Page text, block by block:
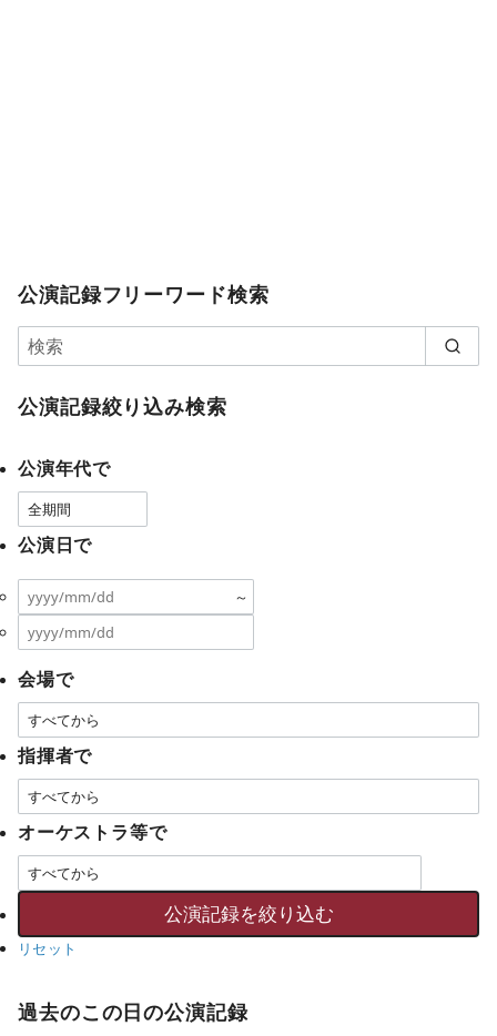
公演記録フリーワード検索
公演記録絞り込み検索
公演年代で
公演日で
～
会場で
指揮者で
オーケストラ等で
リセット
過去のこの日の公演記録